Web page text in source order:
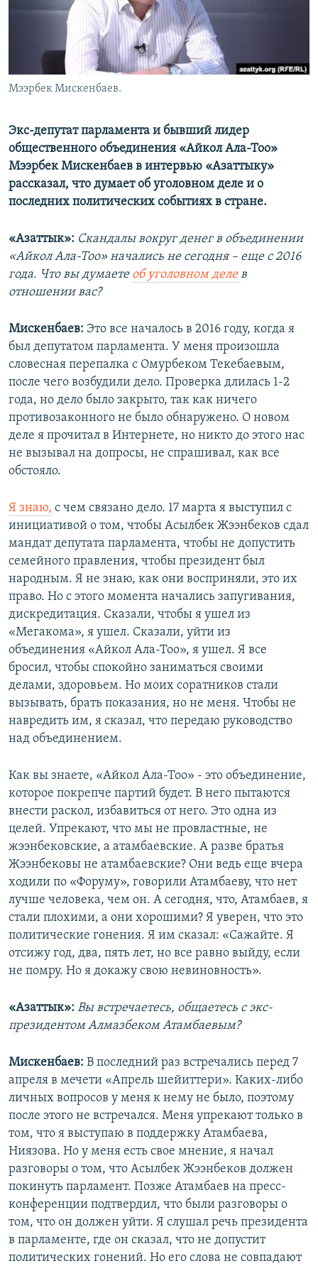
Мээрбек Мискенбаев.
Экс-депутат парламента и бывший лидер
общественного объединения «Айкол Ала-Тоо»
Мээрбек Мискенбаев в интервью «Азаттыку»
рассказал, что думает об уголовном деле и о
последних политических событиях в стране.
«Азаттык»: Скандалы вокруг денег в объединении
«Айкол Ала-Тоо» начались не сегодня – еще с 2016
года. Что вы думаете об уголовном делев
отношении вас?
Мискенбаев: Это все началось в 2016 году, когда я
был депутатом парламента. У меня произошла
словесная перепалка с Омурбеком Текебаевым,
после чего возбудили дело. Проверка длилась 1-2
года, но дело было закрыто, так как ничего
противозаконного не было обнаружено. О новом
деле я прочитал в Интернете, но никто до этого нас
не вызывал на допросы, не спрашивал, как все
обстояло.
Я знаю, с чем связано дело. 17 марта я выступил с
инициативой о том, чтобы Асылбек Жээнбеков сдал
мандат депутата парламента, чтобы не допустить
семейного правления, чтобы президент был
народным. Я не знаю, как они восприняли, это их
право. Но с этого момента начались запугивания,
дискредитация. Сказали, чтобы я ушел из
«Мегакома», я ушел. Сказали, уйти из
объединения «Айкол Ала-Тоо», я ушел. Я все
бросил, чтобы спокойно заниматься своими
делами, здоровьем. Но моих соратников стали
вызывать, брать показания, но не меня. Чтобы не
навредить им, я сказал, что передаю руководство
над объединением.
Как вы знаете, «Айкол Ала-Тоо» - это объединение,
которое покрепче партий будет. В него пытаются
внести раскол, избавиться от него. Это одна из
целей. Упрекают, что мы не провластные, не
жээнбековские, а атамбаевские. А разве братья
Жээнбековы не атамбаевские? Они ведь еще вчера
ходили по «Форуму», говорили Атамбаеву, что нет
лучше человека, чем он. А сегодня, что, Атамбаев, я
стали плохими, а они хорошими? Я уверен, что это
политические гонения. Я им сказал: «Сажайте. Я
отсижу год, два, пять лет, но все равно выйду, если
не помру. Но я докажу свою невиновность».
«Азаттык»: Вы встречаетесь, общаетесь с экс-
президентом Алмазбеком Атамбаевым?
Мискенбаев: В последний раз встречались перед 7
апреля в мечети «Апрель шейиттери». Каких-либо
личных вопросов у меня к нему не было, поэтому
после этого не встречался. Меня упрекают только в
том, что я выступаю в поддержку Атамбаева,
Ниязова. Но у меня есть свое мнение, я начал
разговоры о том, что Асылбек Жээнбеков должен
покинуть парламент. Позже Атамбаев на пресс-
конференции подтвердил, что были разговоры о
том, что он должен уйти. Я слушал речь президента
в парламенте, где он сказал, что не допустит
политических гонений. Но его слова не совпадают